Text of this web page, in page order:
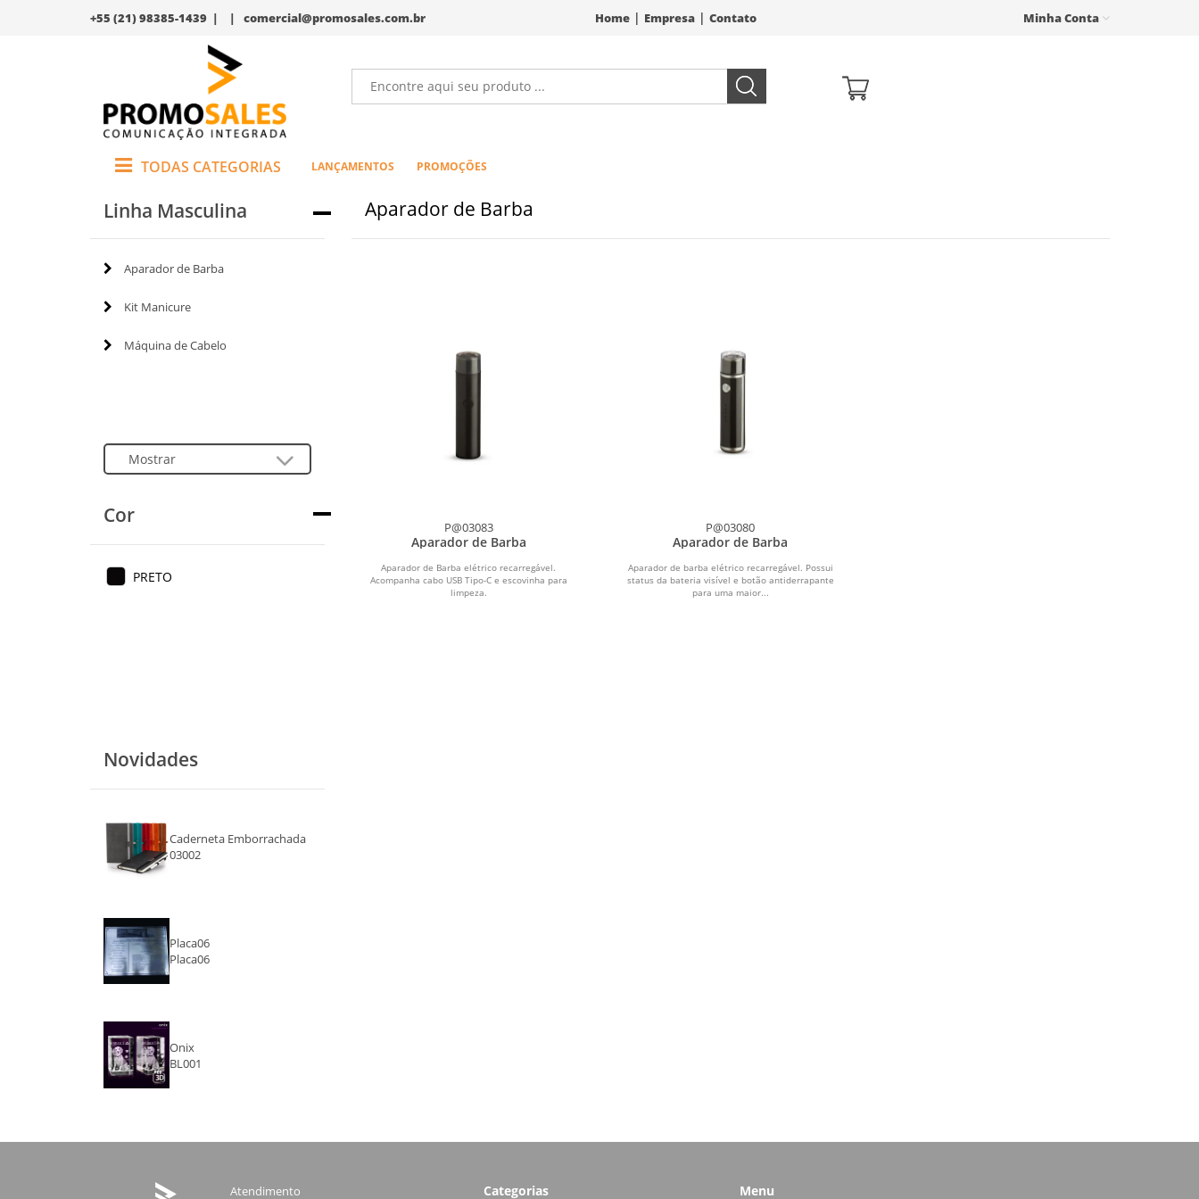
+55 (21) 98385-1439 | | comercial@promosales.com.br Home| Empresa| Contato Minha Conta
TODAS CATEGORIAS LANÇAMENTOS PROMOÇÕES
Linha Masculina
Aparador de Barba
Kit Manicure
Máquina de Cabelo
Cor
PRETO
Novidades
Caderneta Emborrachada
03002
Placa06
Placa06
Onix
BL001
Aparador de Barba
P@03083
Aparador de Barba
Aparador de Barba elétrico recarregável.
Acompanha cabo USB Tipo-C e escovinha para
limpeza.
P@03080
Aparador de Barba
Aparador de barba elétrico recarregável. Possui
status da bateria visível e botão antiderrapante
para uma maior...
Atendimento Categorias Menu